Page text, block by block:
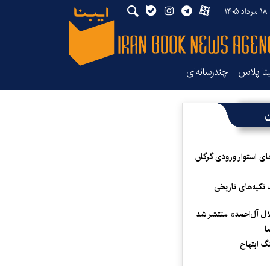
پلاس چندرسانه‌ای
استوار ورودی گرگان
تکیه‌های تاریخی
آل‌احمد» منتشر شد
ابتهاج